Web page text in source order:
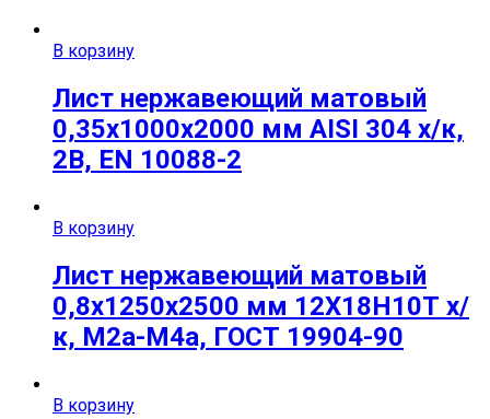
В корзину
Лист нержавеющий матовый
0,35х1000х2000 мм AISI 304 х/к,
2B, EN 10088-2
В корзину
Лист нержавеющий матовый
0,8х1250х2500 мм 12Х18Н10Т х/
к, М2а-М4а, ГОСТ 19904-90
В корзину